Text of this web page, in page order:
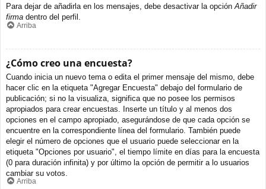
Para dejar de añadirla en los mensajes, debe desactivar la opciónAñadir
firma dentro del perfil.
Arriba
¿Cómo creo una encuesta?
Cuando inicia un nuevo tema o edita el primer mensaje del mismo, debe
hacer clic en la etiqueta "Agregar Encuesta" debajo del formulario de
publicación; si no la visualiza, significa que no posee los permisos
apropiados para crear encuestas. Inserte un título y al menos dos
opciones en el campo apropiado, asegurándose de que cada opción se
encuentre en la correspondiente línea del formulario. También puede
elegir el número de opciones que el usuario puede seleccionar en la
etiqueta "Opciones por usuario", el tiempo límite en días para la encuesta
(0 para duración infinita) y por último la opción de permitir a lo usuarios
cambiar su votos.
Arriba